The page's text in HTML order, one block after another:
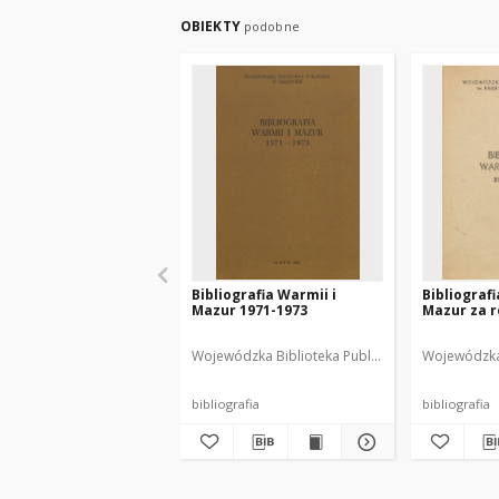
OBIEKTY podobne
Bibliografia Warmii i
Mazur 1971-1973
Wojewódzka Biblioteka Publiczna w Olsztynie
bibliografia
Mazur za
bibliografia